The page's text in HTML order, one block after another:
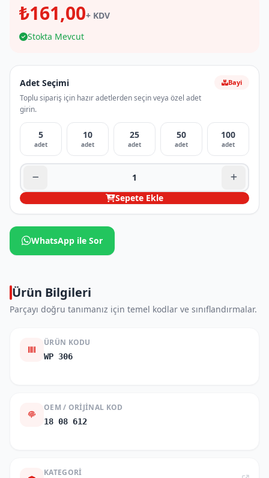
₺161,00+ KDV
Stokta Mevcut
Adet Seçimi
Toplu sipariş için hazır adetlerden seçin veya özel adet
girin.
Bayi
5
adet
10
adet
25
adet
50
adet
100
adet
Sepete Ekle
WhatsApp ile Sor
Ürün Bilgileri
Parçayı doğru tanımanız için temel kodlar ve sınıflandırmalar.
ÜRÜN KODU
WP 306
OEM / ORIJINAL KOD
18 08 612
KATEGORI